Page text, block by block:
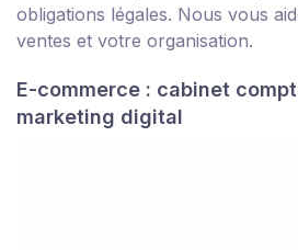
obligations légales. Nous vous
ventes et votre organisation.
E-commerce : cabinet
marketing digital